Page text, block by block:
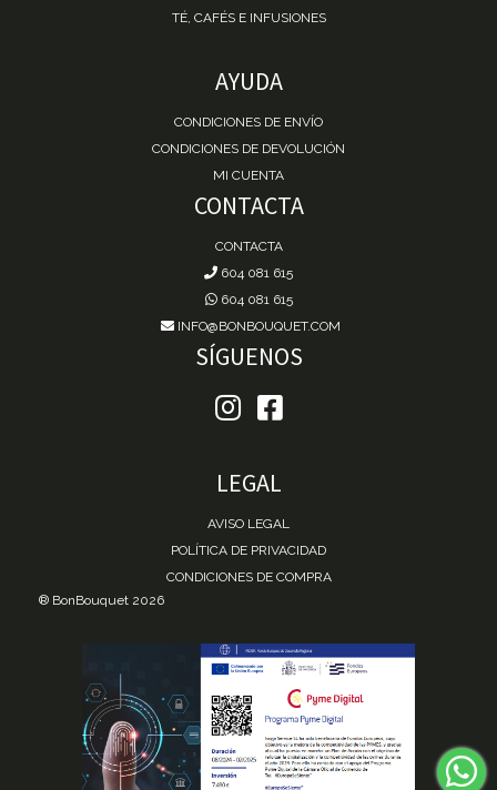
TÉ, CAFÉS E INFUSIONES
AYUDA
CONDICIONES DE ENVÍO
CONDICIONES DE DEVOLUCIÓN
MI CUENTA
CONTACTA
CONTACTA
604 081 615
604 081 615
INFO@BONBOUQUET.COM
SÍGUENOS
LEGAL
AVISO LEGAL
POLÍTICA DE PRIVACIDAD
CONDICIONES DE COMPRA
® BonBouquet 2026